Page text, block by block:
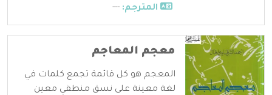
المترجم: ---
معجم المعاجم
المعجم هو كل قائمة تجمع كلمات في
لغة معينة على نسق منطقي معين